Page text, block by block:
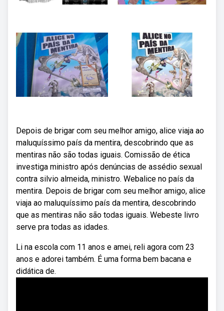
Depois de brigar com seu melhor amigo, alice viaja ao
maluquíssimo país da mentira, descobrindo que as
mentiras não são todas iguais. Comissão de ética
investiga ministro após denúncias de assédio sexual
contra silvio almeida, ministro. Webalice no país da
mentira. Depois de brigar com seu melhor amigo, alice
viaja ao maluquíssimo país da mentira, descobrindo
que as mentiras não são todas iguais. Webeste livro
serve pra todas as idades.
Li na escola com 11 anos e amei, reli agora com 23
anos e adorei também. É uma forma bem bacana e
didática de.